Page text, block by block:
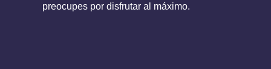
preocupes por disfrutar al máximo.